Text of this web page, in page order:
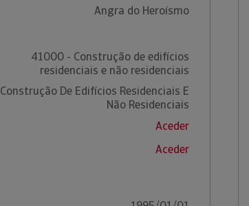
Angra do Heroísmo
41000 - Construção de edifícios
residenciais e não residenciais
Construção De Edifícios Residenciais E
Não Residenciais
Aceder
Aceder